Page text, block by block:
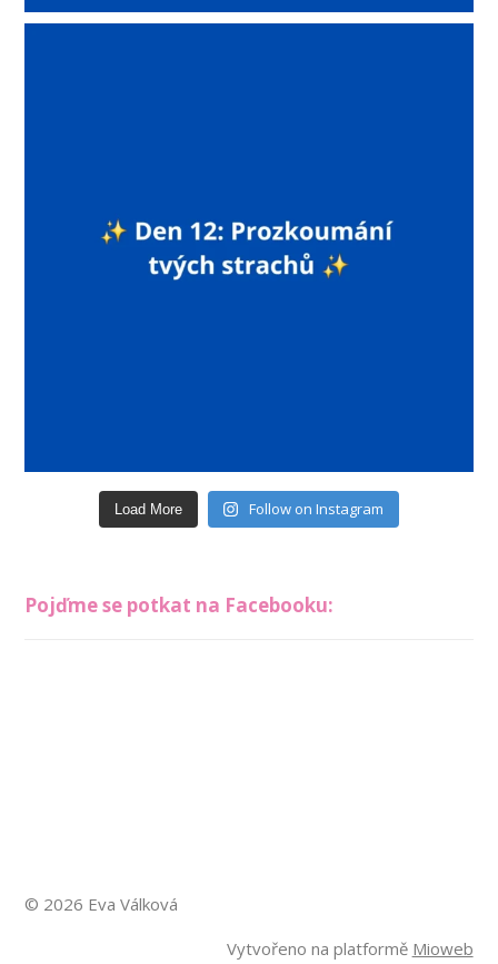
Load More Follow on Instagram
Pojďme se potkat na Facebooku:
© 2026 Eva Válková
Vytvořeno na platformě Mioweb